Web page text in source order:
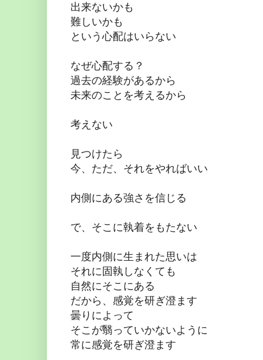
出来ないかも
難しいかも
という心配はいらない
なぜ心配する？
過去の経験があるから
未来のことを考えるから
考えない
見つけたら
今、ただ、それをやればいい
内側にある強さを信じる
で、そこに執着をもたない
一度内側に生まれた思いは
それに固執しなくても
自然にそこにある
だから、感覚を研ぎ澄ます
曇りによって
そこが翳っていかないように
常に感覚を研ぎ澄ます